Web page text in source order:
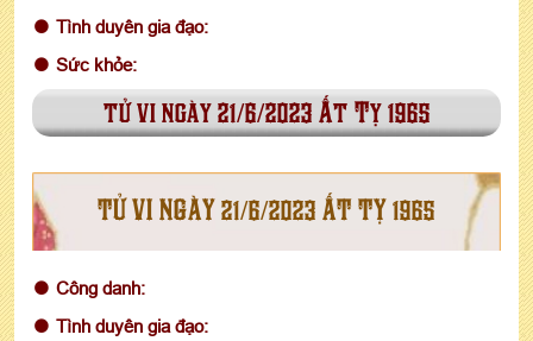
Tình duyên gia đạo:
Sức khỏe:
tử vi ngày 21/6/2023 Ất Tỵ 1965
TỬ VI NGÀY 21/6/2023 ẤT TỴ 1965
Công danh:
Tình duyên gia đạo: